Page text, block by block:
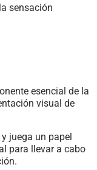
sensación
esencial de la
visual de
juega un papel
para llevar a cabo